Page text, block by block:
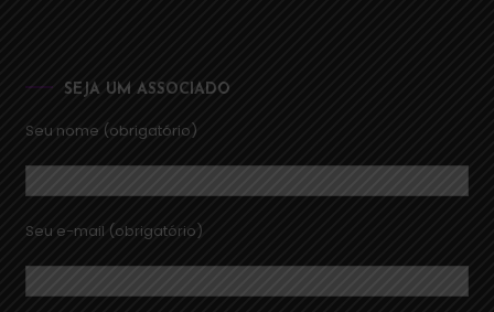
SEJA UM ASSOCIADO
Seu nome (obrigatório)
Seu e-mail (obrigatório)